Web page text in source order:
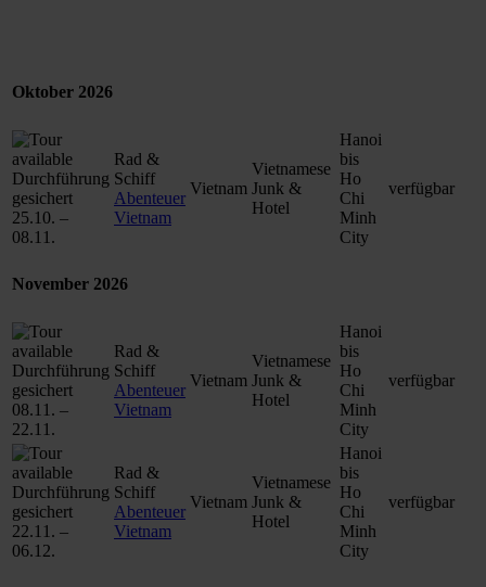
Oktober 2026
Durchführung
gesichert
25.10. –
08.11.
Rad &
Schiff
Abenteuer
Vietnam
Vietnam
Vietnamese
Junk &
Hotel
Hanoi
bis
Ho
Chi
Minh
City
verfügbar
November 2026
Durchführung
gesichert
08.11. –
22.11.
Rad &
Schiff
Abenteuer
Vietnam
Vietnam
Vietnamese
Junk &
Hotel
Hanoi
bis
Ho
Chi
Minh
City
verfügbar
Durchführung
gesichert
22.11. –
06.12.
Rad &
Schiff
Abenteuer
Vietnam
Vietnam
Vietnamese
Junk &
Hotel
Hanoi
bis
Ho
Chi
Minh
City
verfügbar